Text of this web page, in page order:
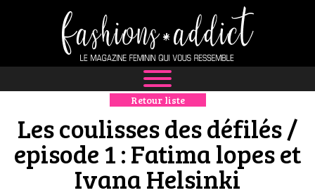
NEWS
MODE
LUXE
Retour liste
Les coulisses des défilés /
episode 1 : Fatima lopes et
Ivana Helsinki